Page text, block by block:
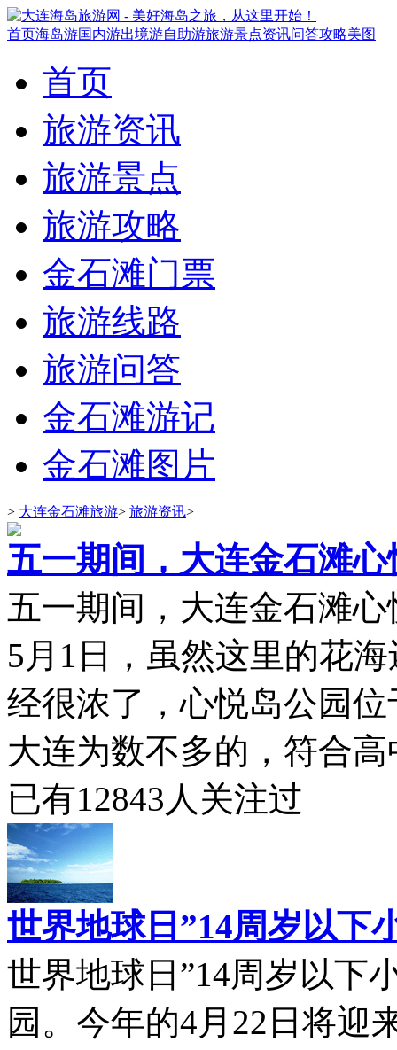
首页海岛游国内游出境游自助游旅游景点资讯问答攻略美图
首页
旅游资讯
旅游景点
旅游攻略
金石滩门票
旅游线路
旅游问答
金石滩游记
金石滩图片
> 大连金石滩旅游> 旅游资讯>
五一期间，大连金石滩
五一期间，大连金石滩
5月1日，虽然这里的花
经很浓了，心悦岛公园
大连为数不多的，符合
已有12843 人关注过
世界地球日”14周岁以下
世界地球日”14周岁以下
园。今年的4月22日将迎